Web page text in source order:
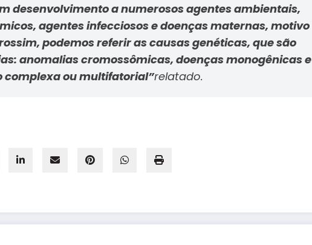
desenvolvimento a numerosos agentes ambientais,
agentes infecciosos e doenças maternas, motivo
podemos referir as causas genéticas, que são
anomalias cromossômicas, doenças monogênicas e
complexa ou multifatorial”relatado.